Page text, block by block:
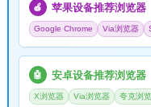
🍎 苹果设备推荐浏览器
Google Chrome Via浏览器
🤖 安卓设备推荐浏览器
X浏览器 Via浏览器 夸克浏